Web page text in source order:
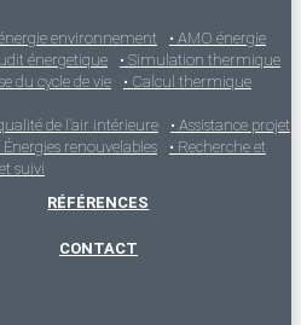
environnement
• AMO énergie
énergetique
• Simulation thermique
du cycle de vie
• Calcul thermique
de l’air intérieure
• Assistance projet
Énergies renouvelables
• Recherche et
suivi
RÉFÉRENCES
CONTACT